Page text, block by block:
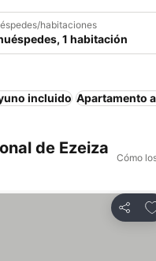
habitaciones
1 habitación
incluido Apartamento
de Ezeiza
Cómo